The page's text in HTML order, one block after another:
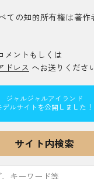
ての知的所有権は著作
メントもしくは
ドレス へお送りくださ
ジャルジャルアイランド
デルサイトを公開しました！
サイト内検索